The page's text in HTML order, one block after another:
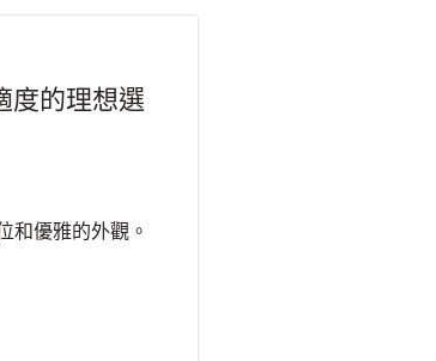
度的理想選
和優雅的外觀。